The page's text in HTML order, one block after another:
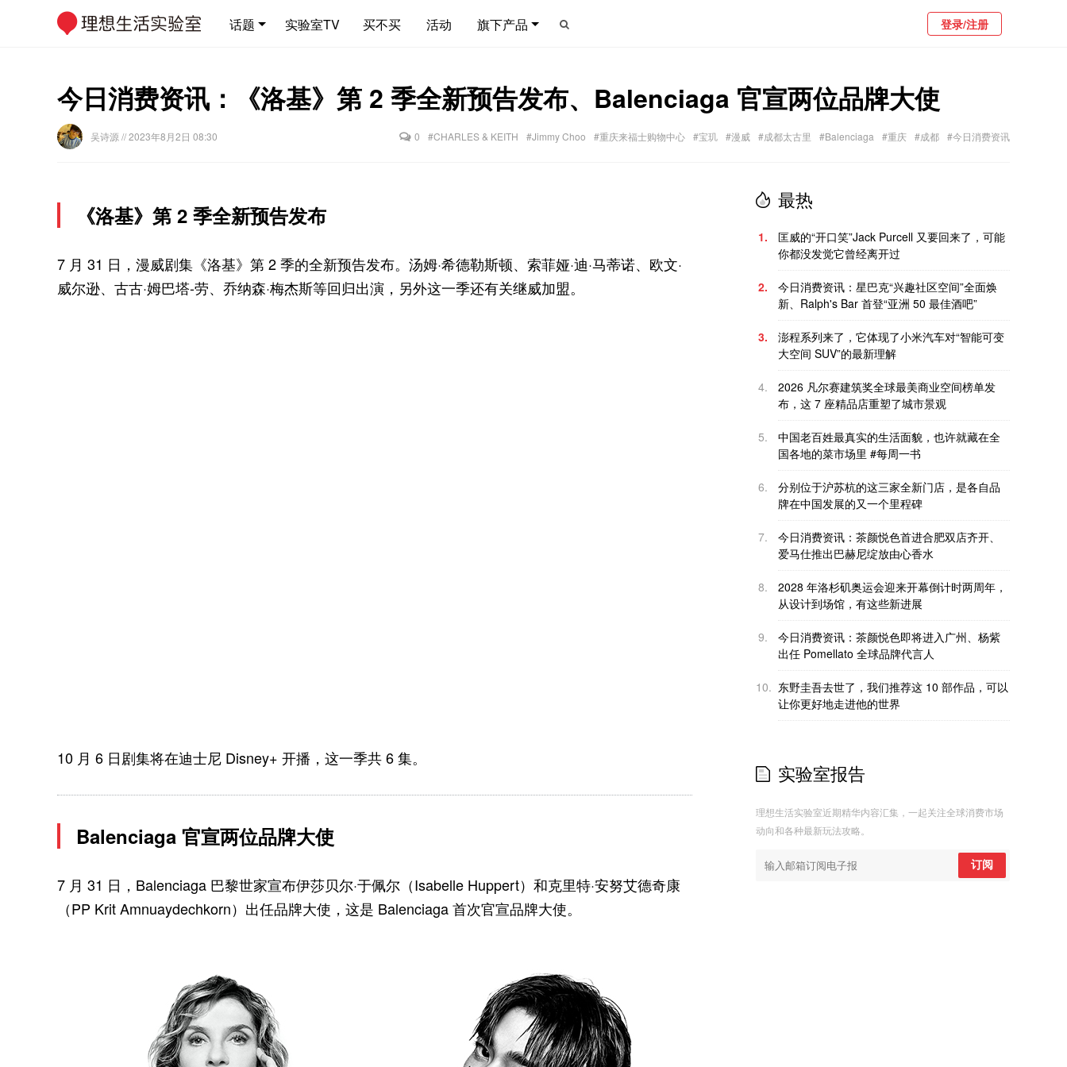
话题 实验室TV 买不买 活动 旗下产品 登录/注册
今日消费资讯：《洛基》第 2 季全新预告发布、Balenciaga 官宣两位品牌大使
吴诗源 // 2023年8月2日 08:30 0 #CHARLES & KEITH #Jimmy Choo #重庆来福士购物中心 #宝玑 #漫威 #成都太古里 #Balenciaga #重庆 #成都 #今日消费资讯
《洛基》第 2 季全新预告发布
7 月 31 日，漫威剧集《洛基》第 2 季的全新预告发布。汤姆·希德勒斯顿、索菲娅·迪·马蒂诺、欧文·
威尔逊、古古·姆巴塔-劳、乔纳森·梅杰斯等回归出演，另外这一季还有关继威加盟。
10 月 6 日剧集将在迪士尼 Disney+ 开播，这一季共 6 集。
Balenciaga 官宣两位品牌大使
7 月 31 日，Balenciaga 巴黎世家宣布伊莎贝尔·于佩尔（Isabelle Huppert）和克里特·安努艾德奇康
（PP Krit Amnuaydechkorn）出任品牌大使，这是 Balenciaga 首次官宣品牌大使。
最热
1.
匡威的“开口笑”Jack Purcell 又要回来了，可能
你都没发觉它曾经离开过
2.
今日消费资讯：星巴克“兴趣社区空间”全面焕
新、Ralph's Bar 首登“亚洲 50 最佳酒吧”
3.
澎程系列来了，它体现了小米汽车对“智能可变
大空间 SUV”的最新理解
4.
2026 凡尔赛建筑奖全球最美商业空间榜单发
布，这 7 座精品店重塑了城市景观
5.
中国老百姓最真实的生活面貌，也许就藏在全
国各地的菜市场里 #每周一书
6.
分别位于沪苏杭的这三家全新门店，是各自品
牌在中国发展的又一个里程碑
7.
今日消费资讯：茶颜悦色首进合肥双店齐开、
爱马仕推出巴赫尼绽放由心香水
8.
2028 年洛杉矶奥运会迎来开幕倒计时两周年，
从设计到场馆，有这些新进展
9.
今日消费资讯：茶颜悦色即将进入广州、杨紫
出任 Pomellato 全球品牌代言人
10. 东野圭吾去世了，我们推荐这 10 部作品，可以
让你更好地走进他的世界
实验室报告
理想生活实验室近期精华内容汇集，一起关注全球消费市场
动向和各种最新玩法攻略。